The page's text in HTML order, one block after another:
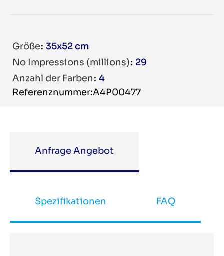
Größe 35x52 cm
No Impressions (millions) 29
Anzahl der Farben 4
Referenznummer:A4P00477
Anfrage Angebot
Spezifikationen FAQ